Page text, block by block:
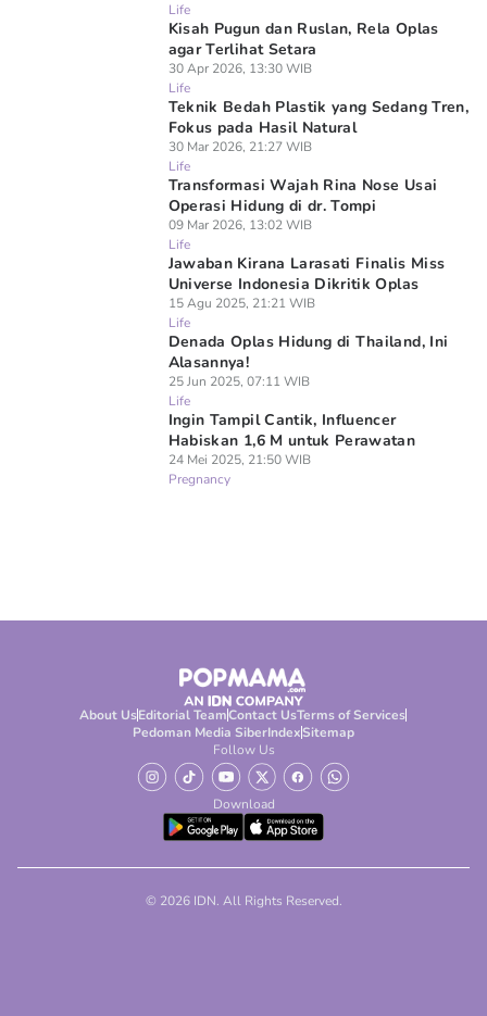
Life
Kisah Pugun dan Ruslan, Rela Oplas
agar Terlihat Setara
30 Apr 2026, 13:30 WIB
Life
Teknik Bedah Plastik yang Sedang Tren,
Fokus pada Hasil Natural
30 Mar 2026, 21:27 WIB
Life
Transformasi Wajah Rina Nose Usai
Operasi Hidung di dr. Tompi
09 Mar 2026, 13:02 WIB
Life
Jawaban Kirana Larasati Finalis Miss
Universe Indonesia Dikritik Oplas
15 Agu 2025, 21:21 WIB
Life
Denada Oplas Hidung di Thailand, Ini
Alasannya!
25 Jun 2025, 07:11 WIB
Life
Ingin Tampil Cantik, Influencer
Habiskan 1,6 M untuk Perawatan
24 Mei 2025, 21:50 WIB
Pregnancy
About UsEditorial TeamContact UsTerms of Services
Pedoman Media SiberIndexSitemap
Follow Us
Download
© 2026 IDN. All Rights Reserved.